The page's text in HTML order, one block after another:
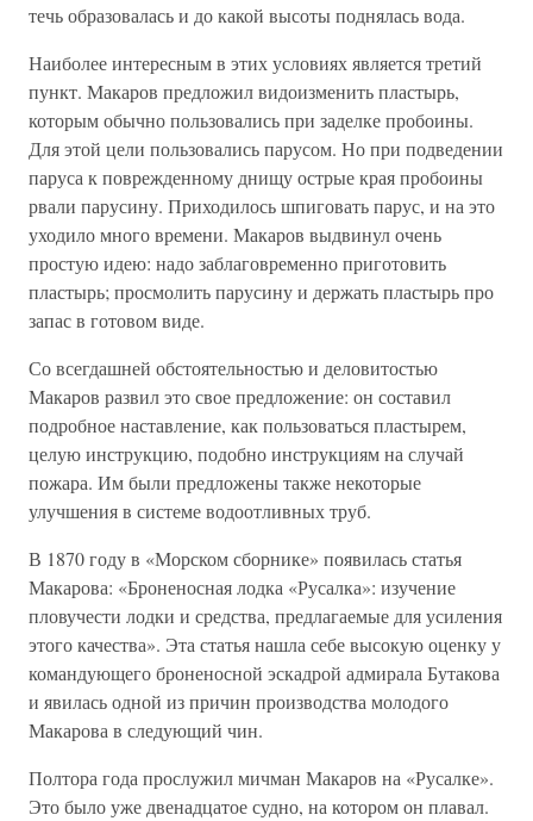
течь образовалась и до какой высоты поднялась вода.
Наиболее интересным в этих условиях является третий
пункт. Макаров предложил видоизменить пластырь,
которым обычно пользовались при заделке пробоины.
Для этой цели пользовались парусом. Но при подведении
паруса к поврежденному днищу острые края пробоины
рвали парусину. Приходилось шпиговать парус, и на это
уходило много времени. Макаров выдвинул очень
простую идею: надо заблаговременно приготовить
пластырь; просмолить парусину и держать пластырь про
запас в готовом виде.
Со всегдашней обстоятельностью и деловитостью
Макаров развил это свое предложение: он составил
подробное наставление, как пользоваться пластырем,
целую инструкцию, подобно инструкциям на случай
пожара. Им были предложены также некоторые
улучшения в системе водоотливных труб.
В 1870 году в «Морском сборнике» появилась статья
Макарова: «Броненосная лодка «Русалка»: изучение
пловучести лодки и средства, предлагаемые для усиления
этого качества». Эта статья нашла себе высокую оценку у
командующего броненосной эскадрой адмирала Бутакова
и явилась одной из причин производства молодого
Макарова в следующий чин.
Полтора года прослужил мичман Макаров на «Русалке».
Это было уже двенадцатое судно, на котором он плавал.